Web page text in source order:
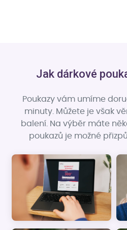
Jak dárkové
Poukazy vám umíme
minuty. Můžete je však
balení. Na výběr máte
poukazů je možné